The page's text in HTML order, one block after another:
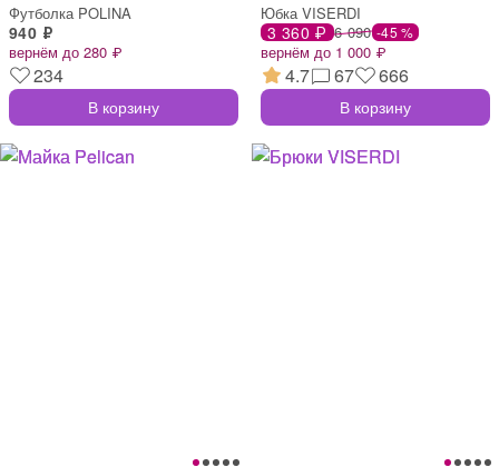
Футболка POLINA
940 ₽
вернём до 280 ₽
234
В корзину
Юбка VISERDI
3 360 ₽ 6 090 -45 %
вернём до 1 000 ₽
4.7 67 666
В корзину